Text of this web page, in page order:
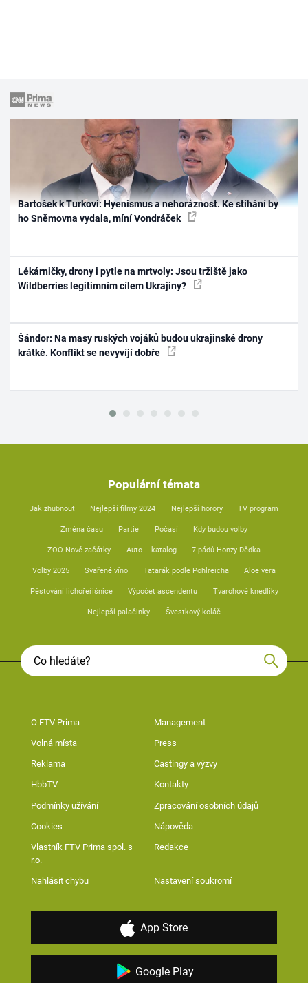
Bartošek k Turkovi: Hyenismus a nehoráznost. Ke stíhání by
ho Sněmovna vydala, míní Vondráček
Lékárničky, drony i pytle na mrtvoly: Jsou tržiště jako
Wildberries legitimním cílem Ukrajiny?
Šándor: Na masy ruských vojáků budou ukrajinské drony
krátké. Konflikt se nevyvíjí dobře
Populární témata
Jak zhubnout Nejlepší filmy 2024 Nejlepší horory TV program
Změna času Partie Počasí Kdy budou volby
ZOO Nové začátky Auto – katalog 7 pádů Honzy Dědka
Volby 2025 Svařené víno Tatarák podle Pohlreicha Aloe vera
Pěstování lichořeřišnice Výpočet ascendentu Tvarohové knedlíky
Nejlepší palačinky Švestkový koláč
O FTV Prima Management
Volná místa Press
Reklama Castingy a výzvy
HbbTV Kontakty
Podmínky užívání Zpracování osobních údajů
Cookies Nápověda
Vlastník FTV Prima spol. s
r.o.
Redakce
Nahlásit chybu Nastavení soukromí
App Store
Google Play